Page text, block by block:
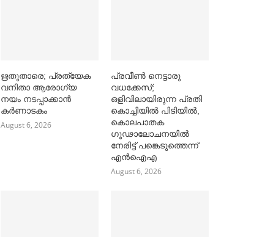
ഋതുതാരെ; പ്രത്യേക
വനിതാ ആരോഗ്യ
നയം നടപ്പാക്കാൻ
കര്‍ണാടകം
August 6, 2026
പ്രവീൺ നെട്ടാരു
വധക്കേസ്;
ഒളിവിലായിരുന്ന പ്രതി
കൊച്ചിയിൽ പിടിയിൽ,
കൊലപാതക
ഗൂഢാലോചനയിൽ
നേരിട്ട് പങ്കെടുത്തെന്ന്
എൻഐഎ
August 6, 2026